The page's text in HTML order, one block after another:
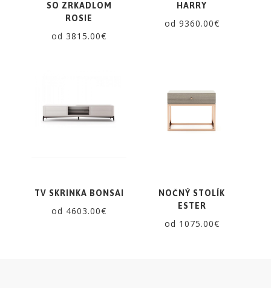
SO ZRKADLOM
ROSIE
od 3815.00€
HARRY
od 9360.00€
TV SKRINKA BONSAI
od 4603.00€
NOČNÝ STOLÍK
ESTER
od 1075.00€